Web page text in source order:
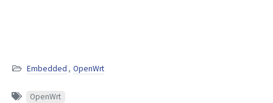
Embedded , OpenWrt
OpenWrt